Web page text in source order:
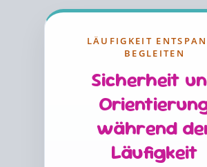
LÄUFIGKEIT
BEGLEITEN
Sicherheit
während
Läufigkeit